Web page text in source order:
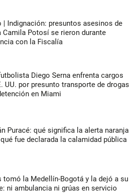
| Indignación: presuntos asesinos de
Camila Potosí se rieron durante
con la Fiscalía
Diego Serna enfrenta cargos
UU. por presunto transporte de drogas
en Miami
Puracé: qué significa la alerta naranja
fue declarada la calamidad pública
tomó la Medellín-Bogotá y la dejó a su
ni ambulancia ni grúas en servicio